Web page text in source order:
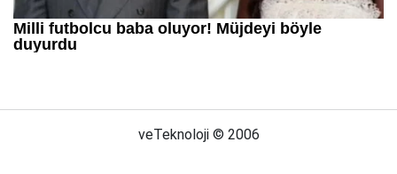
veTeknoloji © 2006